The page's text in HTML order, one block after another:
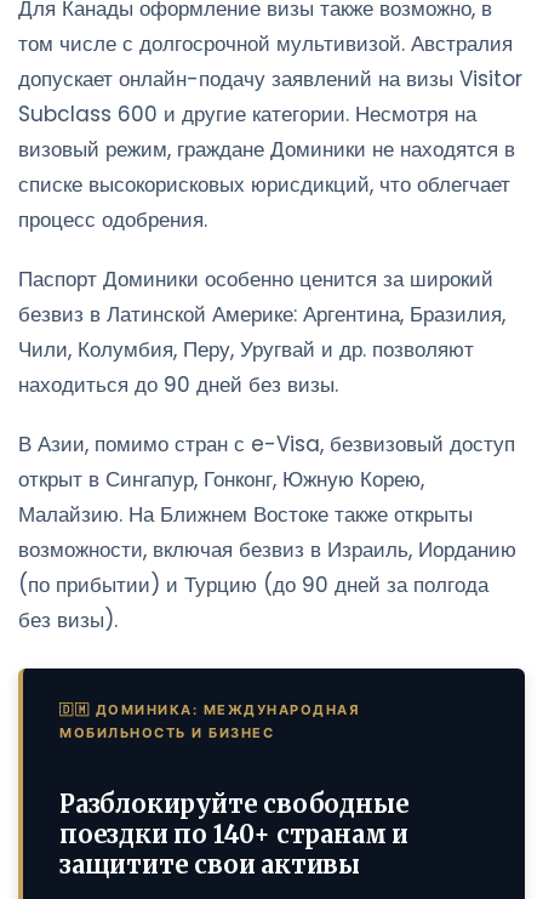
Для Канады оформление визы также возможно, в
том числе с долгосрочной мультивизой. Австралия
допускает онлайн-подачу заявлений на визы Visitor
Subclass 600 и другие категории. Несмотря на
визовый режим, граждане Доминики не находятся в
списке высокорисковых юрисдикций, что облегчает
процесс одобрения.
Паспорт Доминики особенно ценится за широкий
безвиз в Латинской Америке: Аргентина, Бразилия,
Чили, Колумбия, Перу, Уругвай и др. позволяют
находиться до 90 дней без визы.
В Азии, помимо стран с e-Visa, безвизовый доступ
открыт в Сингапур, Гонконг, Южную Корею,
Малайзию. На Ближнем Востоке также открыты
возможности, включая безвиз в Израиль, Иорданию
(по прибытии) и Турцию (до 90 дней за полгода
без визы).
🇩🇲 ДОМИНИКА: МЕЖДУНАРОДНАЯ
МОБИЛЬНОСТЬ И БИЗНЕС
Разблокируйте свободные
поездки по 140+ странам и
защитите свои активы